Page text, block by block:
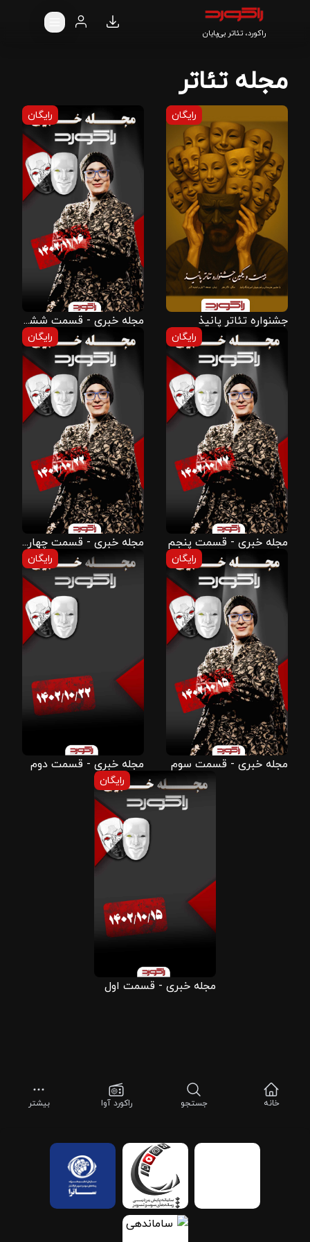
راکورد، تئاتر بی‌پایان
مجله تئاتر
رایگان
جشنواره تئاتر پانیذ
رایگان
مجله خبری - قسمت ششم
رایگان
مجله خبری - قسمت پنجم
رایگان
مجله خبری - قسمت چهارم
رایگان
مجله خبری - قسمت سوم
رایگان
مجله خبری - قسمت دوم
رایگان
مجله خبری - قسمت اول
خانه جستجو راکورد آوا بیشتر